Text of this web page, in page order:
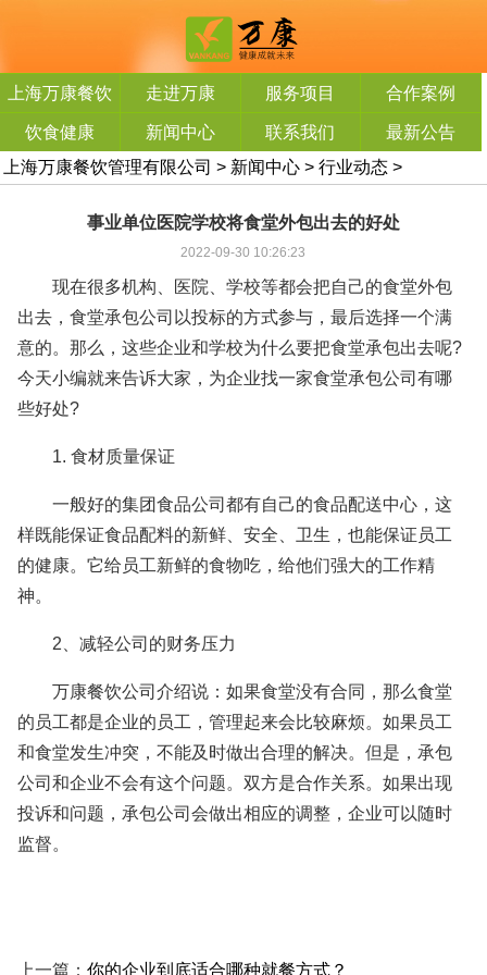
上海万康餐饮
管理有限公司
走进万康 服务项目 合作案例
饮食健康 新闻中心 联系我们
最新公告
上海万康餐饮管理有限公司 > 新闻中心 > 行业动态 >
事业单位医院学校将食堂外包出去的好处
2022-09-30 10:26:23
现在很多机构、医院、学校等都会把自己的食堂外包
出去，食堂承包公司以投标的方式参与，最后选择一个满
意的。那么，这些企业和学校为什么要把食堂承包出去呢?
今天小编就来告诉大家，为企业找一家食堂承包公司有哪
些好处?
1. 食材质量保证
一般好的集团食品公司都有自己的食品配送中心，这
样既能保证食品配料的新鲜、安全、卫生，也能保证员工
的健康。它给员工新鲜的食物吃，给他们强大的工作精
神。
2、减轻公司的财务压力
万康餐饮公司介绍说：如果食堂没有合同，那么食堂
的员工都是企业的员工，管理起来会比较麻烦。如果员工
和食堂发生冲突，不能及时做出合理的解决。但是，承包
公司和企业不会有这个问题。双方是合作关系。如果出现
投诉和问题，承包公司会做出相应的调整，企业可以随时
监督。
上一篇：你的企业到底适合哪种就餐方式？